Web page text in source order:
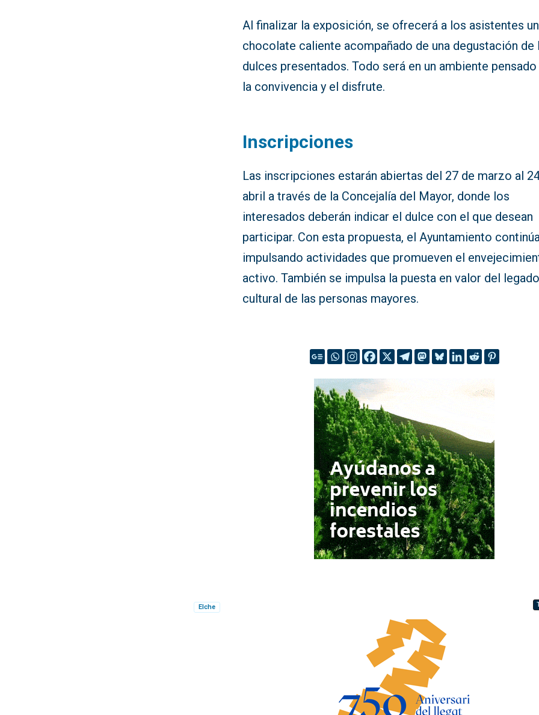
Al finalizar la exposición, se ofrecerá a los asistentes un
chocolate caliente acompañado de una degustación de
dulces presentados. Todo será en un ambiente pensado
la convivencia y el disfrute.
Inscripciones
Las inscripciones estarán abiertas del 27 de marzo al
abril a través de la Concejalía del Mayor, donde los
interesados deberán indicar el dulce con el que desean
participar. Con esta propuesta, el Ayuntamiento
impulsando actividades que promueven el
activo. También se impulsa la puesta en valor del legado
cultural de las personas mayores.
Elche